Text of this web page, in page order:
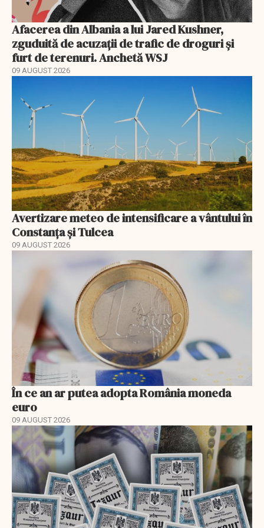
Afacerea din Albania a lui Jared Kushner,
zguduită de acuzații de trafic de droguri și
furt de terenuri. Anchetă WSJ
09 AUGUST 2026
Avertizare meteo de intensificare a vântului în
Constanța și Tulcea
09 AUGUST 2026
În ce an ar putea adopta România moneda
euro
09 AUGUST 2026